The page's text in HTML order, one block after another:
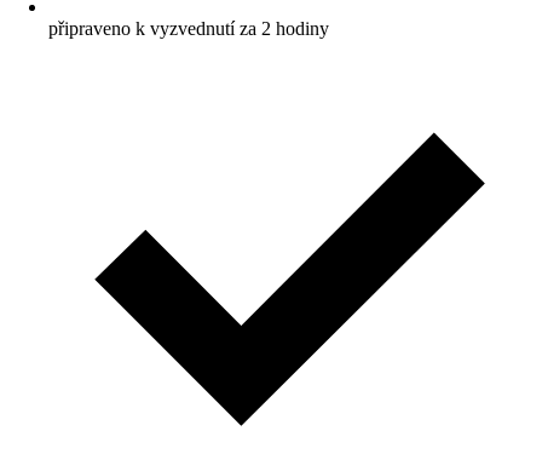
připraveno k vyzvednutí za 2 hodiny